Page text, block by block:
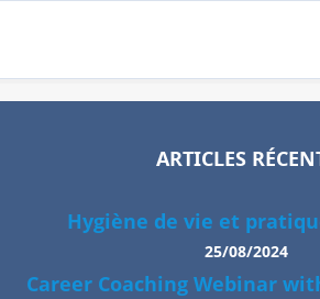
ARTICLES
Hygiène de vie et
25/08/2024
Career Coaching Webinar